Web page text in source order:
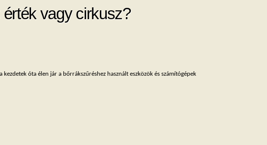
vagy cirkusz?
óta élen jár a bőrrákszűréshez használt eszközök és számítógépek